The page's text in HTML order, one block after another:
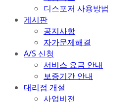
디스포저 사용방법
게시판
공지사항
자가문제해결
A/S 신청
서비스 요금 안내
보증기간 안내
대리점 개설
사업비전